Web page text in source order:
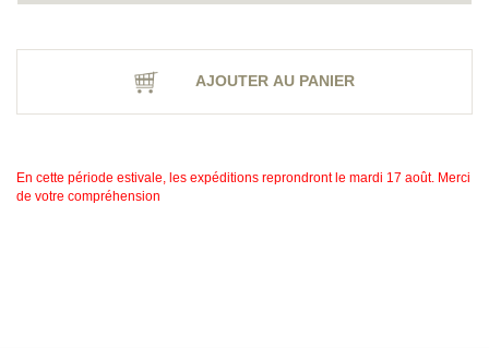
AJOUTER AU PANIER
En cette période estivale, les expéditions reprondront le mardi 17 août. Merci
de votre compréhension